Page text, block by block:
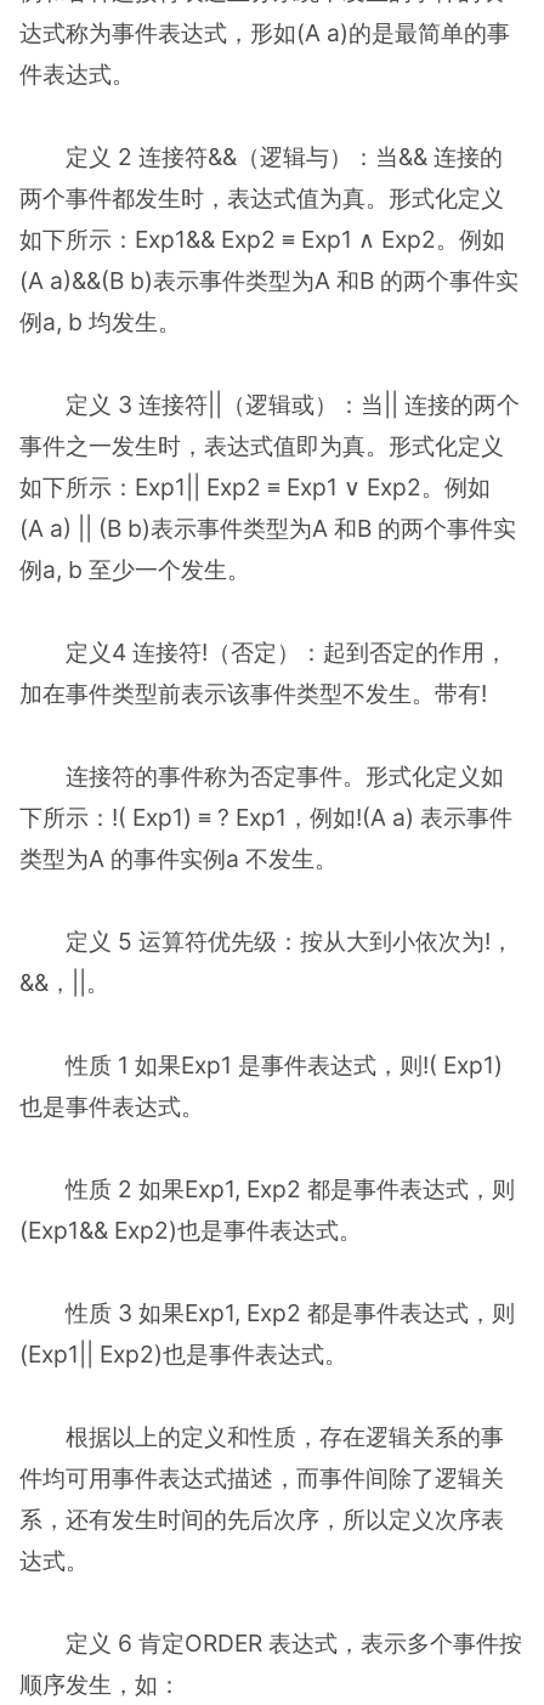
达式称为事件表达式，形如(A a)的是最简单的事
件表达式。
定义 2 连接符&&（逻辑与）：当&& 连接的
两个事件都发生时，表达式值为真。形式化定义
如下所示：Exp1&& Exp2 ≡ Exp1 ∧ Exp2。例如
(A a)&&(B b)表示事件类型为A 和B 的两个事件实
例a, b 均发生。
定义 3 连接符||（逻辑或）：当|| 连接的两个
事件之一发生时，表达式值即为真。形式化定义
如下所示：Exp1|| Exp2 ≡ Exp1 ∨ Exp2。例如
(A a) || (B b)表示事件类型为A 和B 的两个事件实
例a, b 至少一个发生。
定义4 连接符!（否定）：起到否定的作用，
加在事件类型前表示该事件类型不发生。带有!
连接符的事件称为否定事件。形式化定义如
下所示：!( Exp1) ≡ ? Exp1，例如!(A a) 表示事件
类型为A 的事件实例a 不发生。
定义 5 运算符优先级：按从大到小依次为!，
&&，||。
性质 1 如果Exp1 是事件表达式，则!( Exp1)
也是事件表达式。
性质 2 如果Exp1, Exp2 都是事件表达式，则
(Exp1&& Exp2)也是事件表达式。
性质 3 如果Exp1, Exp2 都是事件表达式，则
(Exp1|| Exp2)也是事件表达式。
根据以上的定义和性质，存在逻辑关系的事
件均可用事件表达式描述，而事件间除了逻辑关
系，还有发生时间的先后次序，所以定义次序表
达式。
定义 6 肯定ORDER 表达式，表示多个事件按
顺序发生，如：